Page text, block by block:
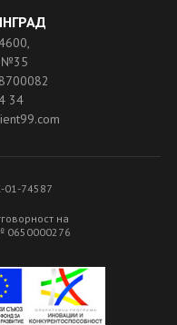
№35
34
74587
на
0650000276